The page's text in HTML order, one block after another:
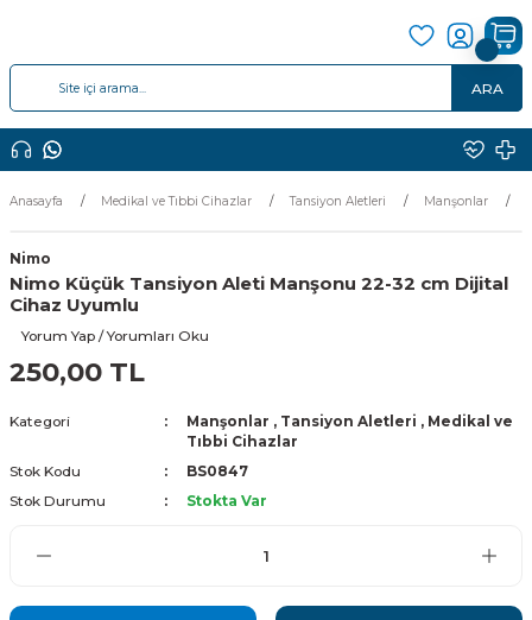
ARA
Anasayfa Medikal ve Tıbbi Cihazlar Tansiyon Aletleri Manşonlar
Nimo
Nimo Küçük Tansiyon Aleti Manşonu 22-32 cm Dijital
Cihaz Uyumlu
Yorum Yap / Yorumları Oku
250,00 TL
Kategori Manşonlar , Tansiyon Aletleri , Medikal ve
Tıbbi Cihazlar
Stok Kodu
BS0847
Stok Durumu
Stokta Var